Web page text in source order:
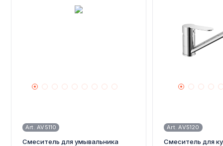
Art. AV5110
Смеситель для умывальника
Art. AV5120
Смеситель для